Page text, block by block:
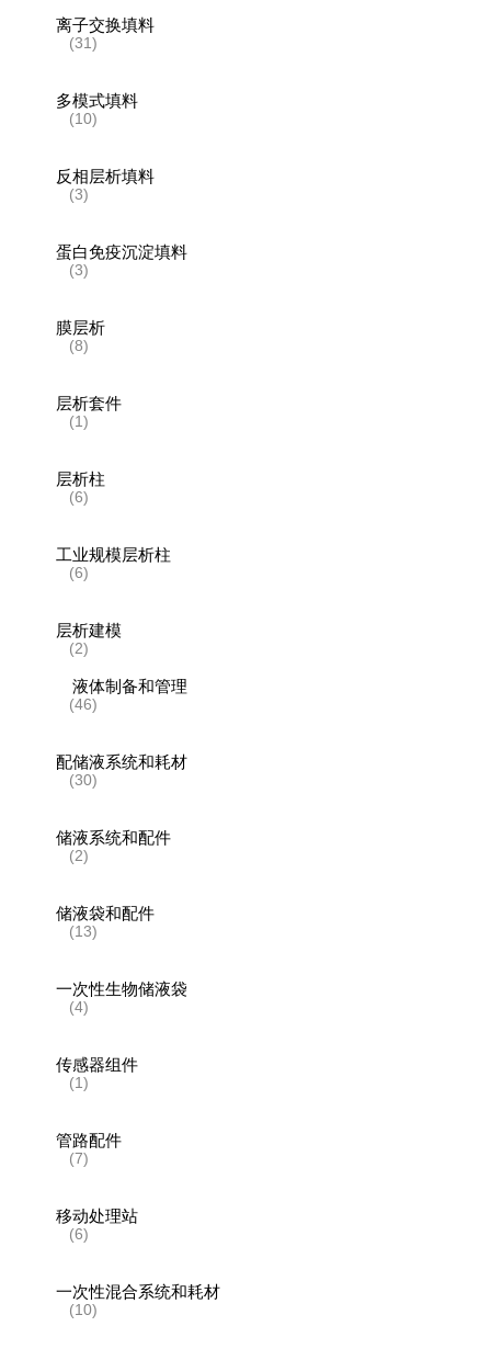
离子交换填料
(31)
多模式填料
(10)
反相层析填料
(3)
蛋白免疫沉淀填料
(3)
膜层析
(8)
层析套件
(1)
层析柱
(6)
工业规模层析柱
(6)
层析建模
(2)
液体制备和管理
(46)
配储液系统和耗材
(30)
储液系统和配件
(2)
储液袋和配件
(13)
一次性生物储液袋
(4)
传感器组件
(1)
管路配件
(7)
移动处理站
(6)
一次性混合系统和耗材
(10)